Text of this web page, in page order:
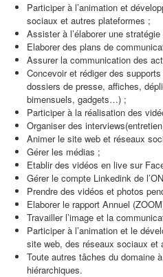
Participer à l’animation et
sociaux et autres plateformes ;
Assister à l’élaborer une
Elaborer des plans de
Assurer la communication des
Concevoir et rédiger des
dossiers de presse, affiches,
bimensuels, gadgets…) ;
Participer à la réalisation des
Organiser des
Animer le site web et réseaux
Gérer les médias ;
Etablir des vidéos en live sur
Gérer le compte Linkedink de
Prendre des vidéos et photos
Elaborer le rapport Annuel
Travailler l’image et la
Participer à l’animation et le
site web, des réseaux sociaux et
Toute autres tâches du domaine
hiérarchiques.